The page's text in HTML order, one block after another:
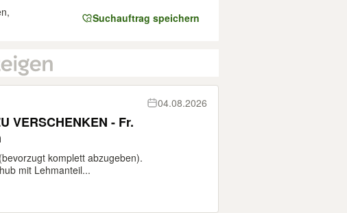
Suchauftrag speichern
04.08.2026
VERSCHENKEN - Fr.
komplett abzugeben).
mit Lehmanteil...